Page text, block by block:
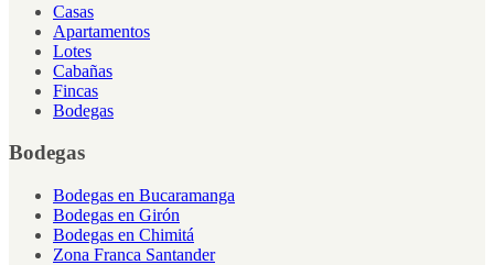
Casas
Apartamentos
Lotes
Cabañas
Fincas
Bodegas
Bodegas
Bodegas en Bucaramanga
Bodegas en Girón
Bodegas en Chimitá
Zona Franca Santander